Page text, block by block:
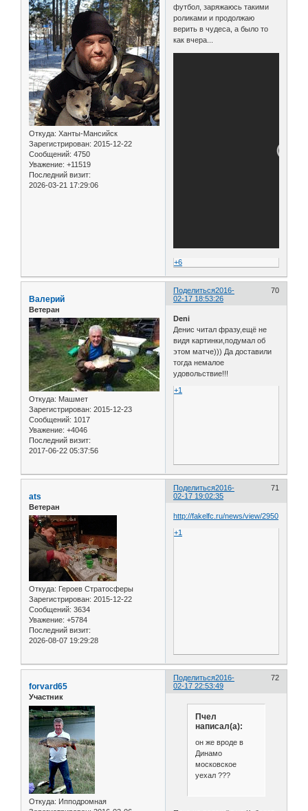
Откуда: Ханты-Мансийск
Зарегистрирован: 2015-12-22
Сообщений: 4750
Уважение: +11519
Последний визит:
2026-03-21 17:29:06
футбол, заряжаюсь такими
роликами и продолжаю
верить в чудеса, а было то
как вчера...
+6
Поделиться 70
2016-
02-17 18:53:26
Валерий
Ветеран
Откуда: Машмет
Зарегистрирован: 2015-12-23
Сообщений: 1017
Уважение: +4046
Последний визит:
2017-06-22 05:37:56
Deni
Денис читал фразу,ещё не
видя картинки,подумал об
этом матче))) Да доставили
тогда немалое
удовольствие!!!
+1
Поделиться 71
2016-
02-17 19:02:35
ats
Ветеран
Откуда: Героев Стратосферы
Зарегистрирован: 2015-12-22
Сообщений: 3634
Уважение: +5784
Последний визит:
2026-08-07 19:29:28
http://fakelfc.ru/news/view/2950
+1
Поделиться 72
2016-
02-17 22:53:49
forvard65
Участник
Откуда: Ипподромная
Пчел
написал(а):
он же вроде в
Динамо
московское
уехал ???